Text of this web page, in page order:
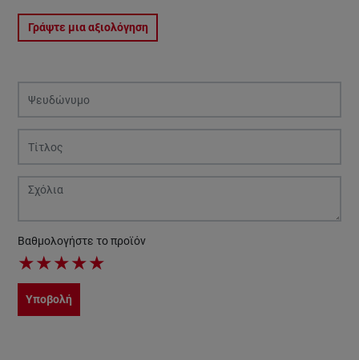
Γράψτε μια αξιολόγηση
Βαθμολογήστε το προϊόν
★★★★★
Υποβολή